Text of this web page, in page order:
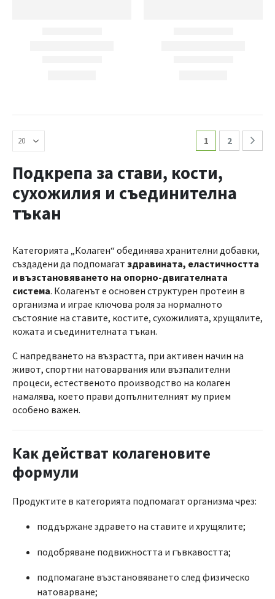
1 2
Подкрепа за стави, кости,
сухожилия и съединителна
тъкан
Категорията „Колаген“ обединява хранителни добавки,
създадени да подпомагат здравината, еластичността
и възстановяването на опорно-двигателната
система. Колагенът е основен структурен протеин в
организма и играе ключова роля за нормалното
състояние на ставите, костите, сухожилията, хрущялите,
кожата и съединителната тъкан.
С напредването на възрастта, при активен начин на
живот, спортни натоварвания или възпалителни
процеси, естественото производство на колаген
намалява, което прави допълнителният му прием
особено важен.
Как действат колагеновите
формули
Продуктите в категорията подпомагат организма чрез:
поддържане здравето на ставите и хрущялите;
подобряване подвижността и гъвкавостта;
подпомагане възстановяването след физическо
натоварване;